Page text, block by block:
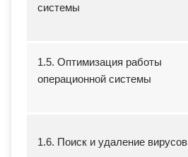
системы
1.5. Оптимизация работы
операционной системы
1.6. Поиск и удаление вирусов